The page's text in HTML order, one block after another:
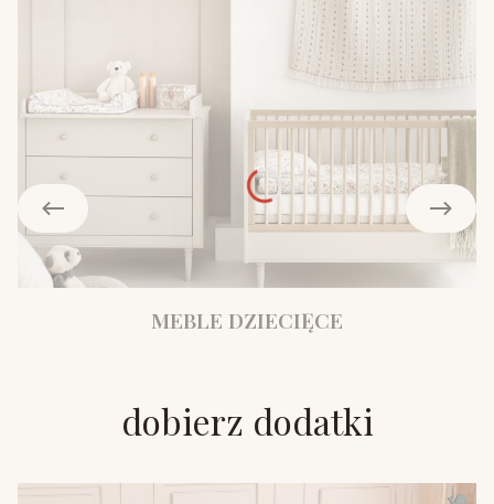
MEBLE DZIECIĘCE
dobierz dodatki